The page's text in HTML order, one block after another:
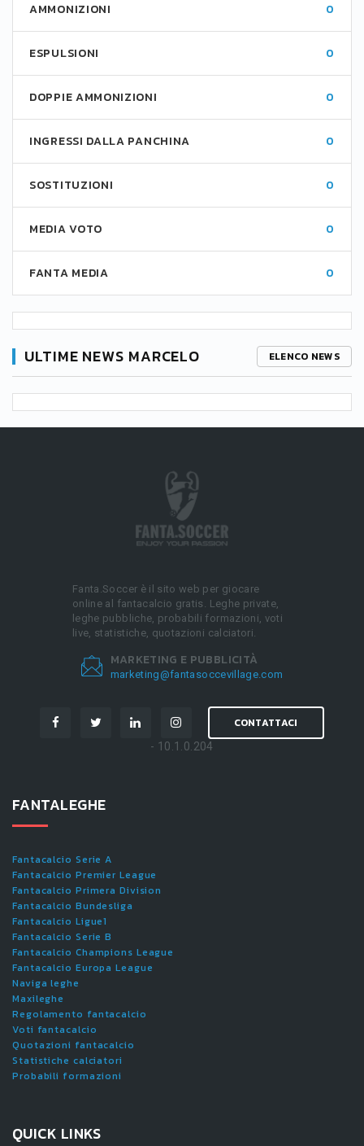
AMMONIZIONI 0
ESPULSIONI 0
DOPPIE AMMONIZIONI 0
INGRESSI DALLA PANCHINA 0
SOSTITUZIONI 0
MEDIA VOTO 0
FANTA MEDIA 0
ULTIME NEWS MARCELO ELENCO NEWS
Fanta.Soccer è il sito web per giocare
online al fantacalcio gratis. Leghe private,
leghe pubbliche, probabili formazioni, voti
live, statistiche, quotazioni calciatori.
MARKETING E PUBBLICITÀ
marketing@fantasoccevillage.com
CONTATTACI
- 10.1.0.204
FANTALEGHE
Fantacalcio Serie A
Fantacalcio Premier League
Fantacalcio Primera Division
Fantacalcio Bundesliga
Fantacalcio Ligue1
Fantacalcio Serie B
Fantacalcio Champions League
Fantacalcio Europa League
Naviga leghe
Maxileghe
Regolamento fantacalcio
Voti fantacalcio
Quotazioni fantacalcio
Statistiche calciatori
Probabili formazioni
QUICK LINKS